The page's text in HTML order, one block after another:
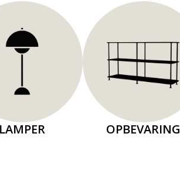
LAMPER OPBEVARING